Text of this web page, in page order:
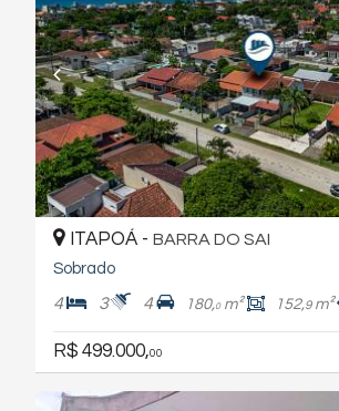
ITAPOÁ - BARRA DO SAI
Sobrado
4 3 4 180,0m² 152,9m²
R$ 499.000,00